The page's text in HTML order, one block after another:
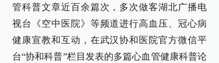
管科普文章近百余篇次，多次做客湖北广播电
视台《空中医院》等频道进行高血压、冠心病
健康宣教和互动，在武汉协和医院官方微信平
台“协和科普”栏目发表的多篇心血管健康科普论